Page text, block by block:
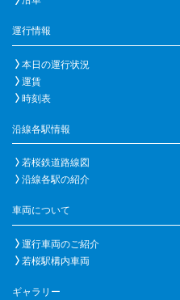
運行情報
本日の運行状況
運賃
時刻表
沿線各駅情報
若桜鉄道路線図
沿線各駅の紹介
車両について
運行車両のご紹介
若桜駅構内車両
ギャラリー